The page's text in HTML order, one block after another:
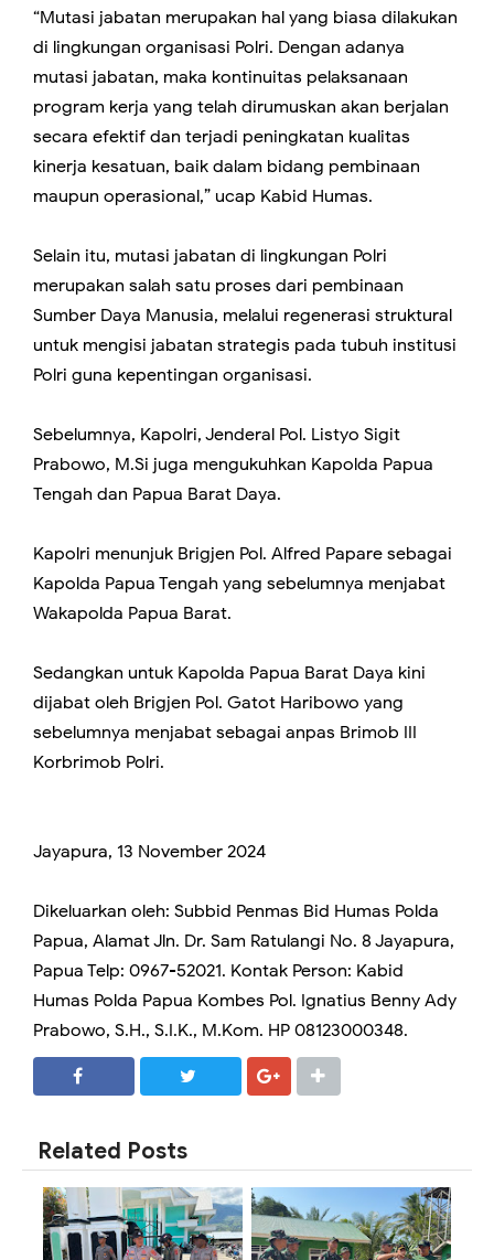
“Mutasi jabatan merupakan hal yang biasa dilakukan
di lingkungan organisasi Polri. Dengan adanya
mutasi jabatan, maka kontinuitas pelaksanaan
program kerja yang telah dirumuskan akan berjalan
secara efektif dan terjadi peningkatan kualitas
kinerja kesatuan, baik dalam bidang pembinaan
maupun operasional,” ucap Kabid Humas.
Selain itu, mutasi jabatan di lingkungan Polri
merupakan salah satu proses dari pembinaan
Sumber Daya Manusia, melalui regenerasi struktural
untuk mengisi jabatan strategis pada tubuh institusi
Polri guna kepentingan organisasi.
Sebelumnya, Kapolri, Jenderal Pol. Listyo Sigit
Prabowo, M.Si juga mengukuhkan Kapolda Papua
Tengah dan Papua Barat Daya.
Kapolri menunjuk Brigjen Pol. Alfred Papare sebagai
Kapolda Papua Tengah yang sebelumnya menjabat
Wakapolda Papua Barat.
Sedangkan untuk Kapolda Papua Barat Daya kini
dijabat oleh Brigjen Pol. Gatot Haribowo yang
sebelumnya menjabat sebagai anpas Brimob III
Korbrimob Polri.
Jayapura, 13 November 2024
Dikeluarkan oleh: Subbid Penmas Bid Humas Polda
Papua, Alamat Jln. Dr. Sam Ratulangi No. 8 Jayapura,
Papua Telp: 0967-52021. Kontak Person: Kabid
Humas Polda Papua Kombes Pol. Ignatius Benny Ady
Prabowo, S.H., S.I.K., M.Kom. HP 08123000348.
Related Posts